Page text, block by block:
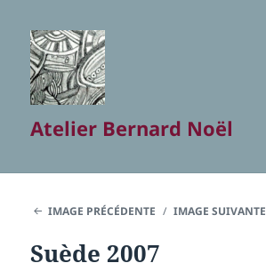
Atelier Bernard Noël
IMAGE PRÉCÉDENTE IMAGE SUIVANTE
Suède 2007